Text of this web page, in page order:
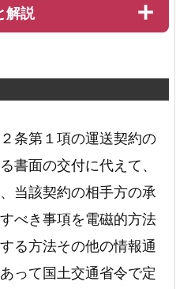
解説
保に関する法律第2条
条第１項の運送契約の
書面の交付に代えて、
当該契約の相手方の承
べき事項を電磁的方法
る方法その他の情報通
って国土交通省令で定